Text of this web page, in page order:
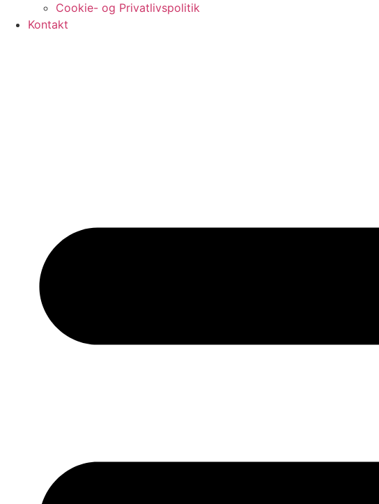
Cookie- og Privatlivspolitik
Kontakt